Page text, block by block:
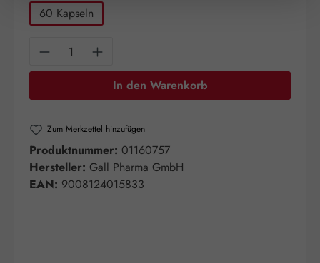
60 Kapseln
Produkt Anzahl: Gib den gewünschten
In den Warenkorb
Zum Merkzettel hinzufügen
Produktnummer: 01160757
Hersteller: Gall Pharma GmbH
EAN: 9008124015833